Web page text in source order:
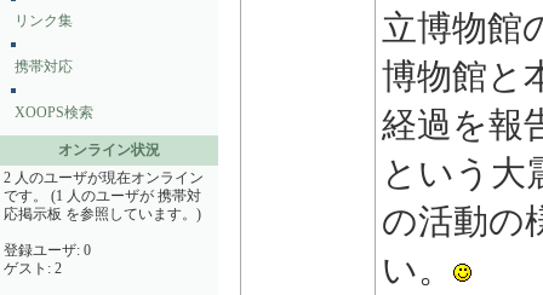
リンク集
携帯対応
XOOPS検索
オンライン状況
2 人のユーザが現在オンライン
です。 (1 人のユーザが 携帯対
応掲示板 を参照しています。)
登録ユーザ: 0
ゲスト: 2
立博物館
博物館と
経過を報
という大
の活動の
い。